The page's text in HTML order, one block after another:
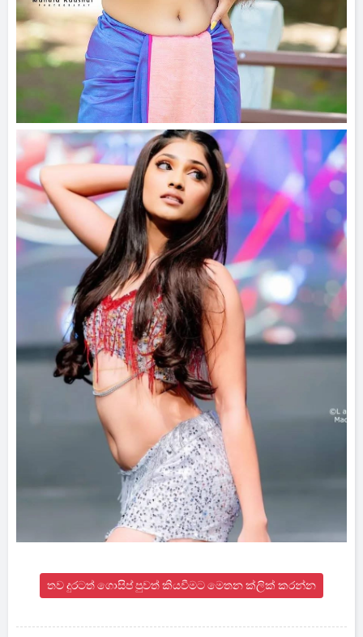
තව දුරටත් ගොසිප් පුවත් කියවීමට මෙතන ක්ලික් කරන්න